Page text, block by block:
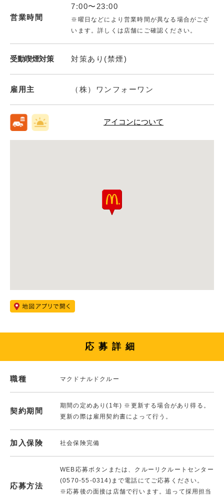
営業時間
7:00〜23:00
※曜日などにより営業時間が異なる場合がござ
います。詳しくは店舗にご確認ください。
受動喫煙対策 対策あり(禁煙)
雇用主 （株）ワンフォーワン
アイコンについて
応募詳細
職種 マクドナルドクルー
契約期間
期間の定めあり(1年) ※更新する場合があり得る。
更新の際は雇用契約書によって行う。
加入保険 社会保険完備
応募方法
WEB応募ボタンまたは、クルーリクルートセンター
(0570-55-0314)まで電話にてご応募ください。
※応募後の面接は店舗で行います。追って採用担当